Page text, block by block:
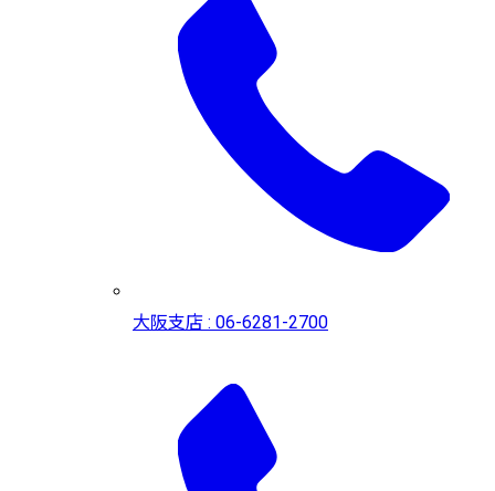
大阪支店 : 06-6281-2700